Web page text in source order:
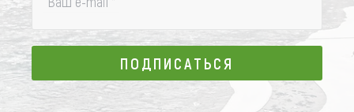
ПОДПИСАТЬСЯ
ПОДПИСАТЬСЯ